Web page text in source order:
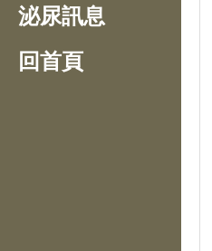
泌尿訊息
回首頁